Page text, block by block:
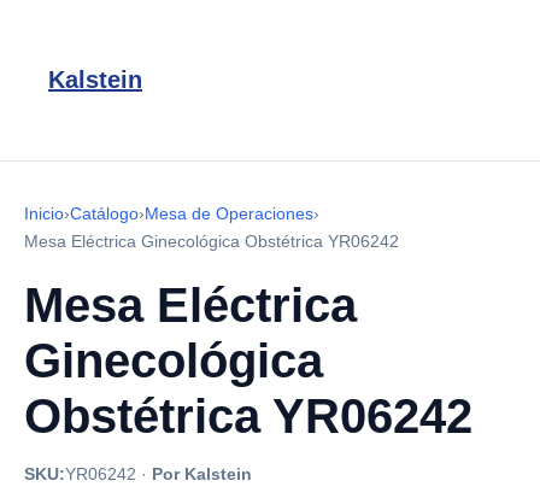
Kalstein
Inicio›Catálogo›Mesa de Operaciones›
Mesa Eléctrica Ginecológica Obstétrica YR06242
Mesa Eléctrica
Ginecológica
Obstétrica YR06242
SKU:YR06242 · Por Kalstein